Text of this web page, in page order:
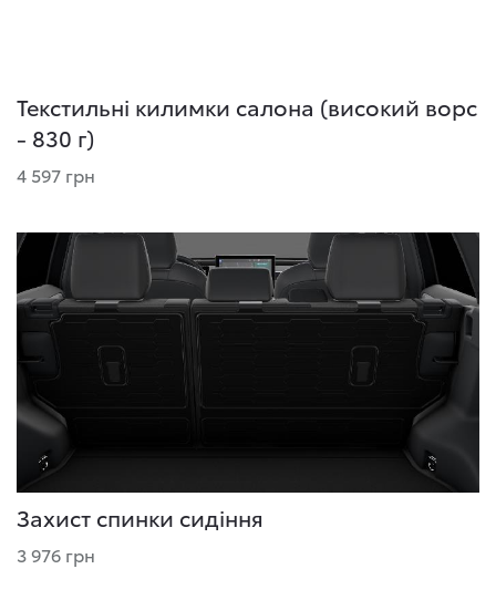
Текстильні килимки салона (високий ворс
- 830 г)
4 597 грн
Захист спинки сидіння
3 976 грн